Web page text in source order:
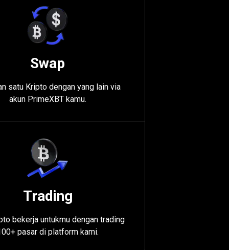
Swap
satu Kripto dengan yang lain via
akun PrimeXBT kamu.
Trading
bekerja untukmu dengan trading
pasar di platform kami.